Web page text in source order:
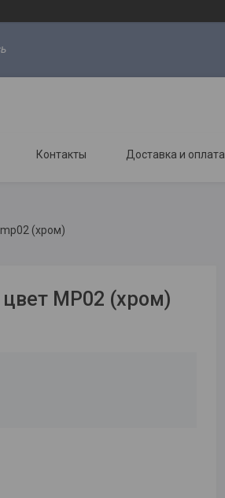
Контакты Доставка и оплата
(хром)
цвет MP02 (хром)